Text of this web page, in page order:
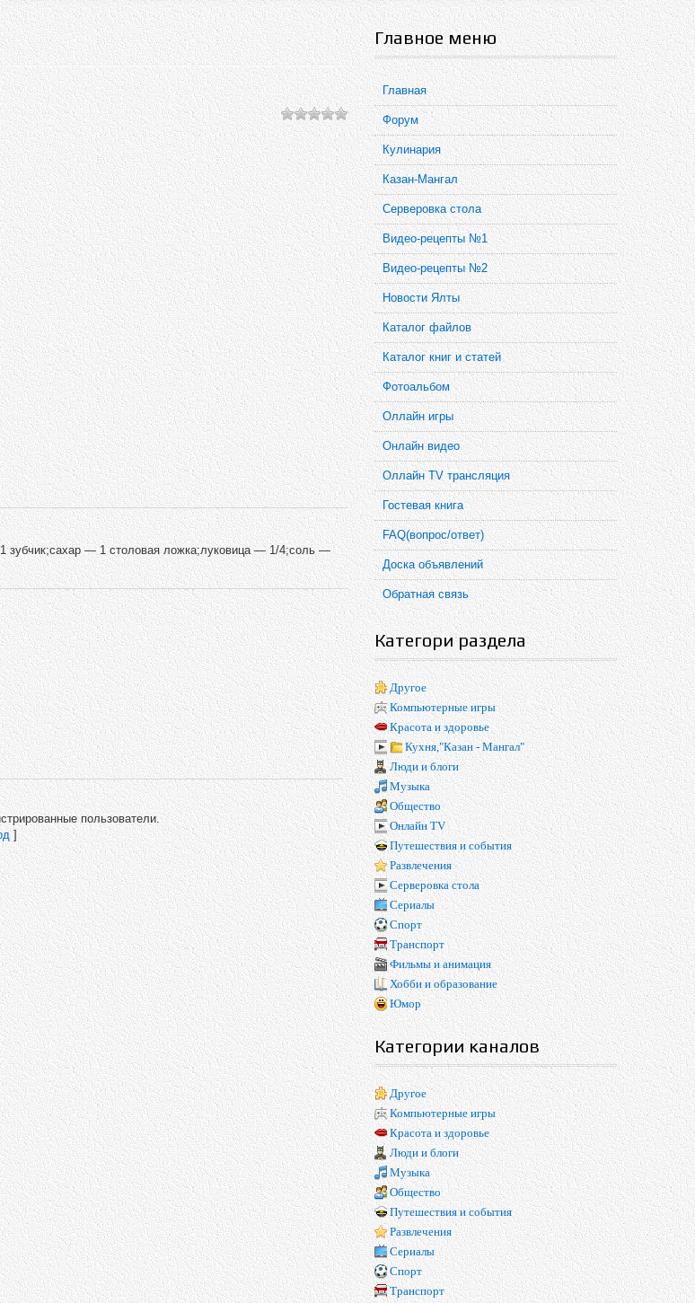
зубчик;сахар — 1 столовая ложка;луковица — 1/4;соль —
пользователи.
]
Главное меню
Главная
Форум
Кулинария
Казан-Мангал
Серверовка стола
Видео-рецепты №1
Видео-рецепты №2
Новости Ялты
Каталог файлов
Каталог книг и статей
Фотоальбом
Оллайн игры
Онлайн видео
Оллайн TV трансляция
Гостевая книга
FAQ(вопрос/ответ)
Доска объявлений
Обратная связь
Категори раздела
Другое
Компьютерные игры
Красота и здоровье
Кухня,"Казан - Мангал"
Люди и блоги
Музыка
Общество
Онлайн TV
Путешествия и события
Развлечения
Серверовка стола
Сериалы
Спорт
Транспорт
Фильмы и анимация
Хобби и образование
Юмор
Категории каналов
Другое
Компьютерные игры
Красота и здоровье
Люди и блоги
Музыка
Общество
Путешествия и события
Развлечения
Сериалы
Спорт
Транспорт